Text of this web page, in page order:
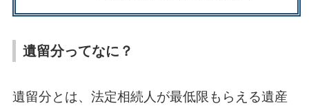
遺留分ってなに？
遺留分とは、法定相続人が最低限もらえる遺産